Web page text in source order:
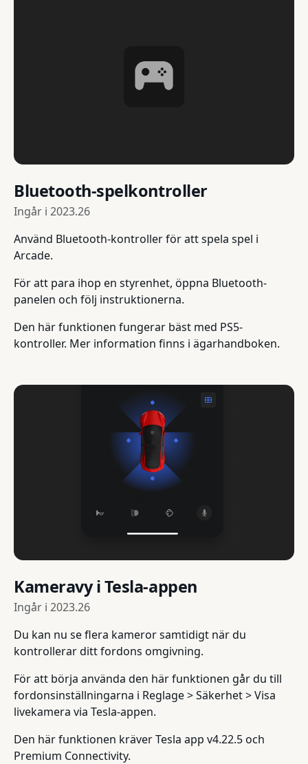
Bluetooth-spelkontroller
Ingår i 2023.26
Använd Bluetooth-kontroller för att spela spel i
Arcade.
För att para ihop en styrenhet, öppna Bluetooth-
panelen och följ instruktionerna.
Den här funktionen fungerar bäst med PS5-
kontroller. Mer information finns i ägarhandboken.
Kameravy i Tesla-appen
Ingår i 2023.26
Du kan nu se flera kameror samtidigt när du
kontrollerar ditt fordons omgivning.
För att börja använda den här funktionen går du till
fordonsinställningarna i Reglage > Säkerhet > Visa
livekamera via Tesla-appen.
Den här funktionen kräver Tesla app v4.22.5 och
Premium Connectivity.